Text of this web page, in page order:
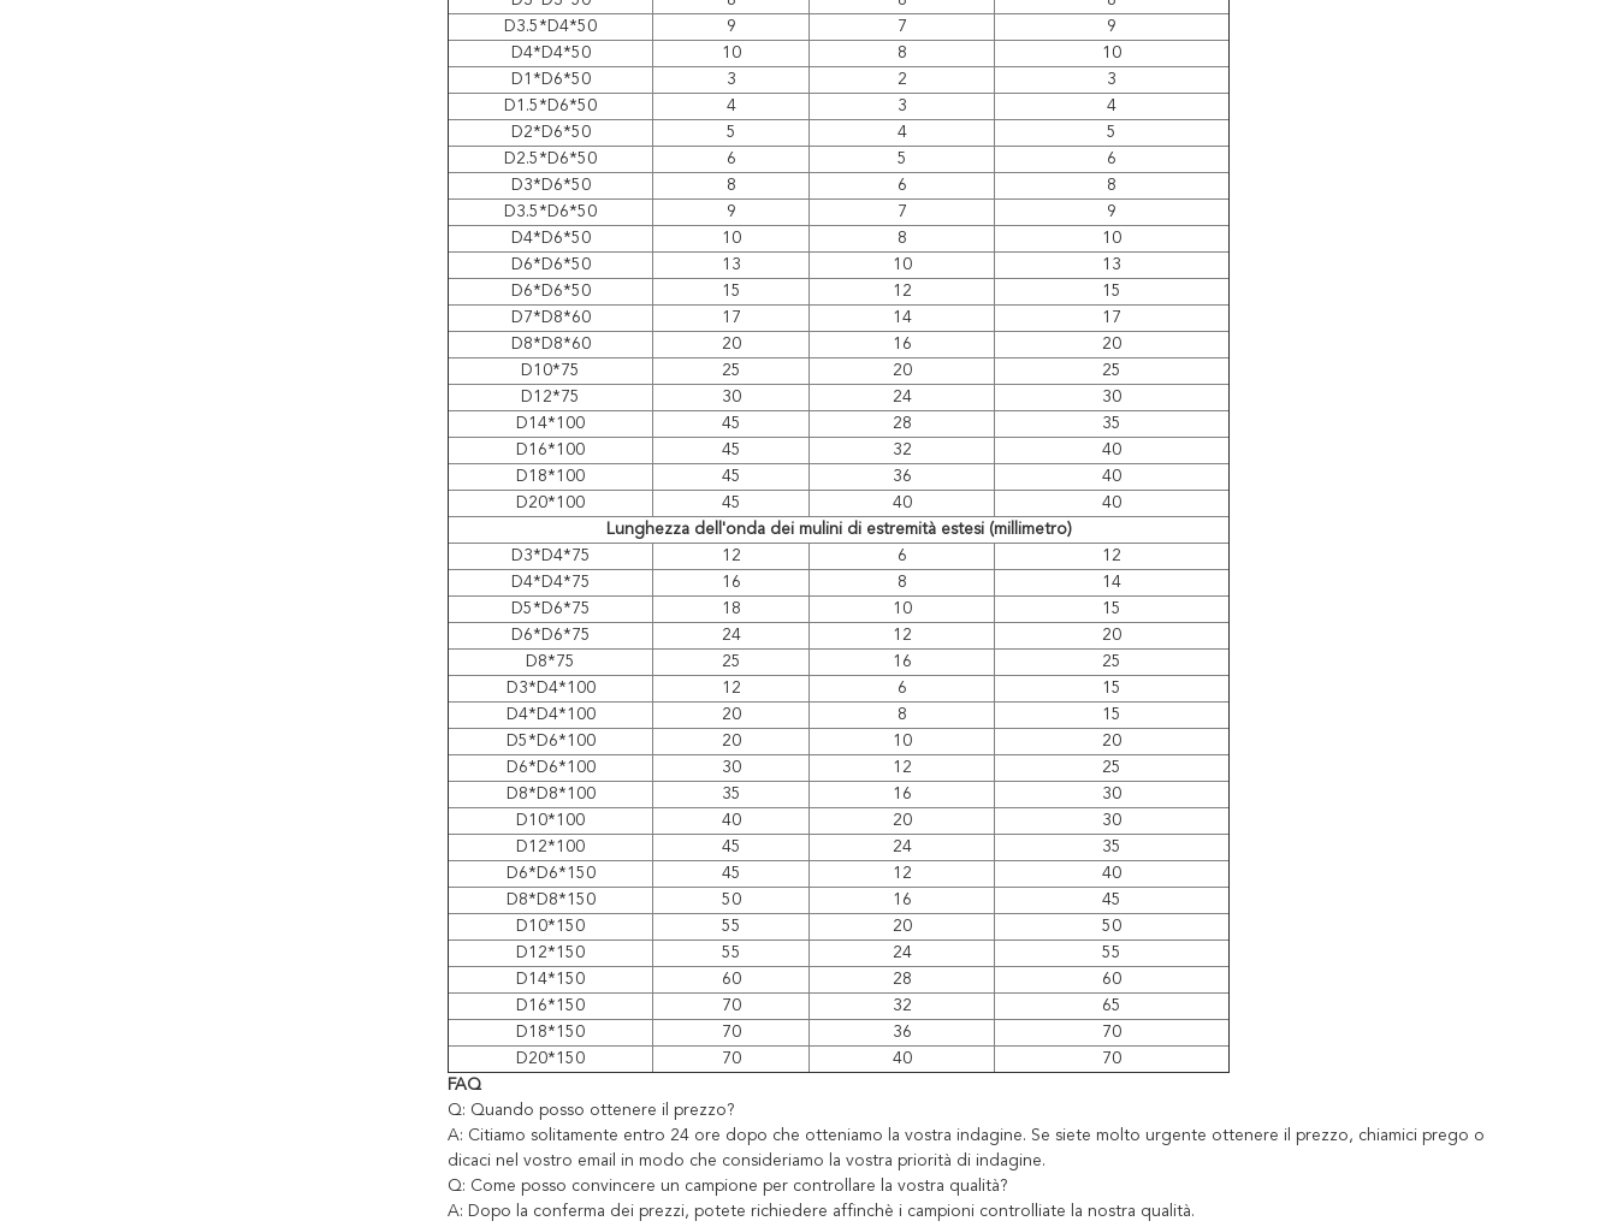
D3.5*D4*50
9 7
9
D4*D4*50
10 8
10
D1*D6*50
3 2
3
D1.5*D6*50
4 3
4
D2*D6*50
5 4
5
D2.5*D6*50
6 5
6
D3*D6*50
8 6
8
D3.5*D6*50
9 7
9
D4*D6*50
10 8
10
D6*D6*50
13 10
13
D6*D6*50
15 12
15
D7*D8*60
17 14
17
D8*D8*60
20 16
20
D10*75
25 20
25
D12*75
30 24
30
D14*100
45 28
35
D16*100
45 32
40
D18*100
45 36
40
D20*100
45 40
40
Lunghezza dell'onda dei mulini di estremità estesi (millimetro)
D3*D4*75
12 6
12
D4*D4*75
16 8
14
D5*D6*75
18 10
15
D6*D6*75
24 12
20
D8*75
25 16
25
D3*D4*100
12 6
15
D4*D4*100
20 8
15
D5*D6*100
20 10
20
D6*D6*100
30 12
25
D8*D8*100
35 16
30
D10*100
40 20
30
D12*100
45 24
35
D6*D6*150
45 12
40
D8*D8*150
50 16
45
D10*150
55 20
50
D12*150
55 24
55
D14*150
60 28
60
D16*150
70 32
65
D18*150
70 36
70
D20*150
70 40
70
FAQ
Q: Quando posso ottenere il prezzo?
A: Citiamo solitamente entro 24 ore dopo che otteniamo la vostra indagine. Se siete molto urgente ottenere il prezzo, chiamici prego o
dicaci nel vostro email in modo che consideriamo la vostra priorità di indagine.
Q: Come posso convincere un campione per controllare la vostra qualità?
A: Dopo la conferma dei prezzi, potete richiedere affinchè i campioni controlliate la nostra qualità.